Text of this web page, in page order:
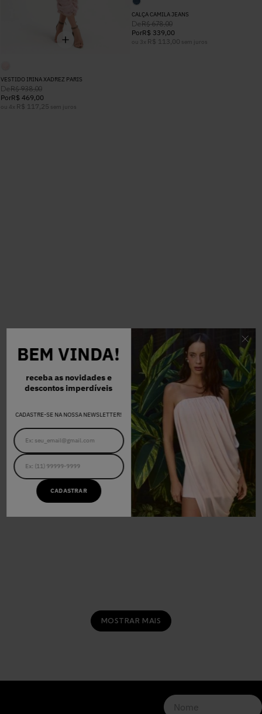
BEM VINDA!
receba as novidades e
descontos imperdíveis
CADASTRE-SE NA NOSSA NEWSLETTER!
CADASTRAR
VESTIDO IRINA XADREZ PARIS
DeR$ 938,00
PorR$ 469,00
ou 4 x R$ 117,25 sem juros
CALÇA CAMILA JEANS
DeR$ 678,00
PorR$ 339,00
ou 3 x R$ 113,00 sem juros
MOSTRAR MAIS